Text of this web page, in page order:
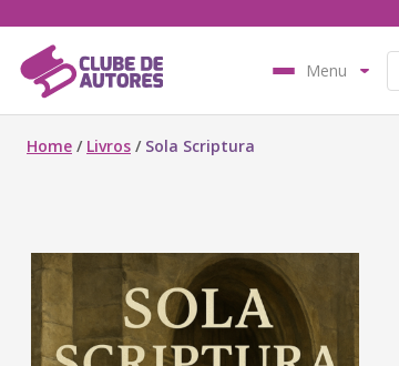
Menu
Home / Livros / Sola Scriptura